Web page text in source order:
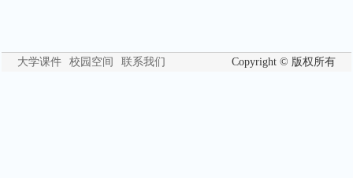
大学课件 校园空间 联系我们 Copyright © 版权所有